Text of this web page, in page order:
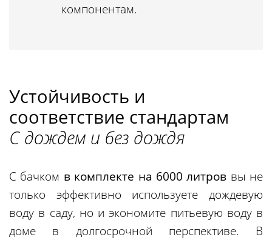
компонентам.
Устойчивость и
соответствие стандартам
С дождем и без дождя
С бачком в комплекте на 6000 литров вы не
только эффективно используете дождевую
воду в саду, но и экономите питьевую воду в
доме в долгосрочной перспективе. В